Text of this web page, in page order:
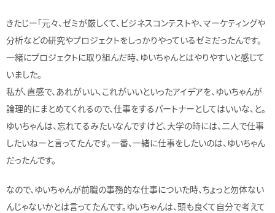
きたじー「元々、ゼミが厳しくて、ビジネスコンテストや、マーケティングや
分析などの研究やプロジェクトをしっかりやっているゼミだったんです。
一緒にプロジェクトに取り組んだ時、ゆいちゃんとはやりやすいと感じて
いました。
私が、直感で、あれがいい、これがいいといったアイデアを、ゆいちゃんが
論理的にまとめてくれるので、仕事をするパートナーとしてはいいな、と。
ゆいちゃんは、忘れてるみたいなんですけど、大学の時には、二人で仕事
したいねーと言ってたんです。一番、一緒に仕事をしたいのは、ゆいちゃん
だったんです。
なので、ゆいちゃんが前職の事務的な仕事についた時、ちょっと勿体ない
んじゃないかとは言ってたんです。ゆいちゃんは、頭も良くて自分で考えて